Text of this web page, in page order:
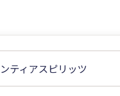
ティアスピリッツ